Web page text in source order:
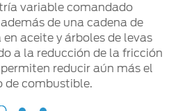
variable comandado
de una cadena de
aceite y árboles de levas
a la reducción de la fricción
reducir aún más el
de combustible.